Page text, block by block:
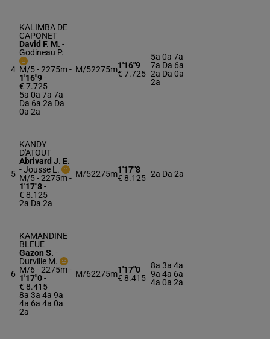
4
KALIMBA DE
CAPONET
David F. M. -
Godineau P.
M/5 - 2275m-
1'16"9-
€ 7.725
5a 0a 7a 7a
Da 6a 2a Da
0a 2a
M/52275m1'16"9
€ 7.725
5a 0a 7a
7a Da 6a
2a Da 0a
2a
5
KANDY
D'ATOUT
Abrivard J. E.
-Jousse L.
M/5 - 2275m-
1'17"8-
€ 8.125
2a Da 2a
M/52275m1'17"8
€ 8.125 2a Da 2a
6
KAMANDINE
BLEUE
Gazon S. -
Durville M.
M/6 - 2275m-
1'17"0-
€ 8.415
8a 3a 4a 9a
4a 6a 4a 0a
2a
M/62275m1'17"0
€ 8.415
8a 3a 4a
9a 4a 6a
4a 0a 2a